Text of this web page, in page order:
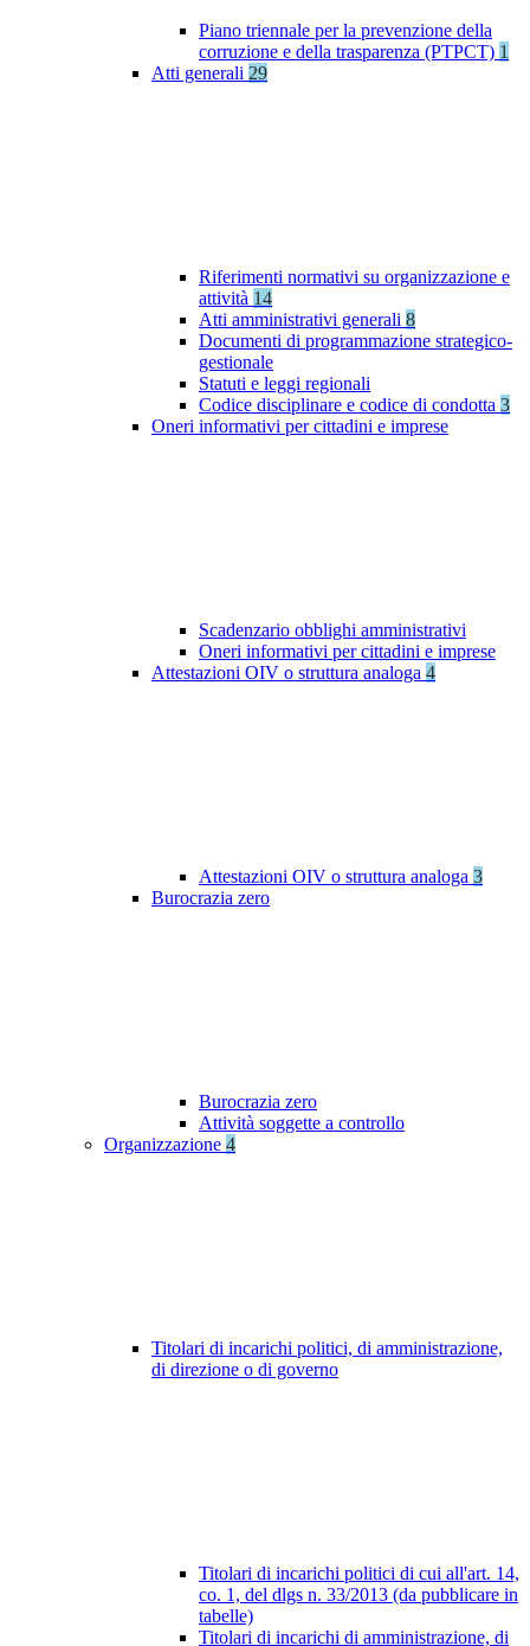
Piano triennale per la prevenzione della
corruzione e della trasparenza (PTPCT) 1
Atti generali 29
Riferimenti normativi su organizzazione e
attività 14
Atti amministrativi generali 8
Documenti di programmazione strategico-
gestionale
Statuti e leggi regionali
Codice disciplinare e codice di condotta 3
Oneri informativi per cittadini e imprese
Scadenzario obblighi amministrativi
Oneri informativi per cittadini e imprese
Attestazioni OIV o struttura analoga 4
Attestazioni OIV o struttura analoga 3
Burocrazia zero
Burocrazia zero
Attività soggette a controllo
Organizzazione 4
Titolari di incarichi politici, di amministrazione,
di direzione o di governo
Titolari di incarichi politici di cui all'art. 14,
co. 1, del dlgs n. 33/2013 (da pubblicare in
tabelle)
Titolari di incarichi di amministrazione, di